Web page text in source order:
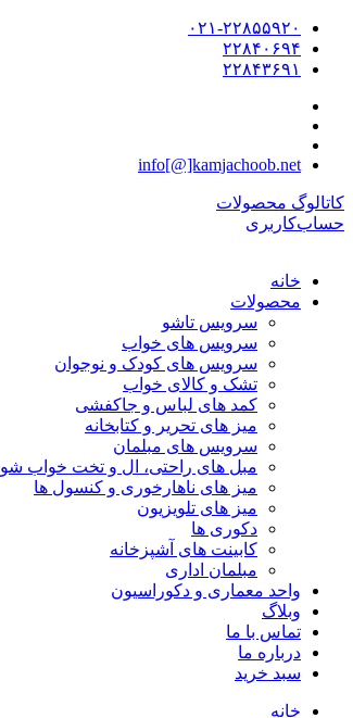
۰۲۱-۲۲۸۵۵۹۲۰
۲۲۸۴۰۶۹۴
۲۲۸۴۳۶۹۱
info[@]kamjachoob.net
کاتالوگ محصولات
حساب‌کاربری
خانه
محصولات
سرویس تاشو
سرویس های خواب
سرویس های کودک و نوجوان
تشک و کالای خواب
کمد های لباس و جاکفشی
میز های تحریر و کتابخانه
سرویس های مبلمان
مبل های راحتی، ال و تخت خواب شو
میز های ناهارخوری و کنسول ها
میز های تلویزیون
دکوری ها
کابینت های آشپزخانه
مبلمان اداری
واحد معماری و دکوراسیون
وبلاگ
تماس با ما
درباره ما
سبد خرید
خانه